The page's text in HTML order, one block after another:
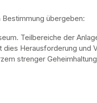
übergeben:
Teilbereiche der
Herausforderung
strenger